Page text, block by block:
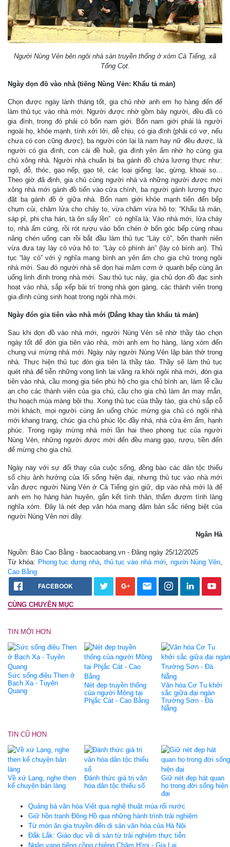
Người Nùng Vẻn bên ngôi nhà sàn truyền thống ở xóm Cà Tiểng, xã
Tổng Cọt.
Ngày dọn đồ vào nhà (tiếng Nùng Vẻn: Khẩu tả mản)
Chọn được ngày lành tháng tốt, gia chủ nhờ anh em họ hàng đến để
làm thủ tục vào nhà mới. Người được nhờ gồm bảy người, đều đã có
gia đình, trong đó phải có bốn nam giới. Bốn nam giới phải là người
ngoài họ, khỏe mạnh, tính xởi lởi, dễ chịu, có gia đình (phải có vợ, nếu
chưa có con cũng được), ba người còn lại là nam hay nữ đều được, là
người có gia đình, con cái đề huề, gia đình yên ấm nhờ họ cùng gia
chủ xông nhà. Người nhà chuẩn bị ba gánh đồ chứa lương thực như:
ngô, đỗ, thóc, gạo nếp, gạo tẻ, các loại giống: lạc, gừng, khoai sọ...
Theo giờ đã định, gia chủ cùng người nhà và những người được mời
xông nhà mới gánh đồ tiến vào cửa chính, ba người gánh lương thực
đặt ba gánh đồ ở giữa nhà. Bốn nam giới khỏe mạnh tiến đến bếp
chụm củi, châm lửa cho cháy to, vừa châm vừa hô to: “Khẩu tả mản,
sáp pỉ, phi cha hán, tà ôn sấy lền” có nghĩa là: Vào nhà mới, lửa cháy
to, nhà ấm cúng, rồi rót rượu vào bốn chén ở bốn góc bếp cùng nhau
nâng chén uống cạn rồi bắt đầu làm thủ tục “Lày cỏ”, bốn thanh niên
vừa đưa tay lày cỏ vửa hô to: “Lày cỏ phình án” (lày cỏ bình an). Thủ
tục “lày cỏ” với ý nghĩa mang bình an yên ấm cho gia chủ trong ngôi
nhà mới. Sau đó người nhà sẽ dọn hai mâm cơm ở quanh bếp cùng ăn
uống linh đình trong nhà mới. Sau thủ tục này, gia chủ dọn đồ đạc sinh
hoạt vào nhà, sắp xếp bài trí trong nhà gọn gàng, các thành viên trong
gia đình cùng sinh hoạt trong ngôi nhà mới.
Ngày đón gia tiên vào nhà mới (Dẳng khay tàn khẩu tả mản)
Sau khi dọn đồ vào nhà mới, người Nùng Vẻn sẽ nhờ thầy tào chọn
ngày tốt để đón gia tiên vào nhà, mời anh em họ hàng, làng xóm đến
chung vui mừng nhà mới. Ngày này người Nùng Vẻn lập bàn thờ trong
nhà. Thực hiện thủ tục đón gia tiên là thầy tào. Thầy sẽ làm thủ tục
quét nhà để tiễn những vong linh lai vãng ra khỏi ngôi nhà mới, đón gia
tiên vào nhà, cầu mong gia tiên phù hộ cho gia chủ bình an, làm lễ cầu
an cho các thành viên của gia chủ, cầu cho gia chủ làm ăn may mắn,
thu hoạch mùa màng bội thu. Xong thủ tục của thầy tào, gia chủ sắp cỗ
mời khách, mọi người cùng ăn uống chúc mừng gia chủ có ngôi nhà
mới khang trang, chúc gia chủ phúc lộc đầy nhà, nhà cửa êm ấm, hạnh
phúc. Trong ngày mừng nhà mới lần hai theo phong tục của người
Nùng Vẻn, những người được mời đến đều mang gạo, rượu, tiền đến
để mừng cho gia chủ.
Ngày nay với sự đổi thay của cuộc sống, đồng bào các dân tộc thiểu
số chịu ảnh hưởng của lối sống hiện đại, nhưng thủ tục vào nhà mới
vẫn được người Nùng Vẻn ở Cà Tiểng gìn giữ, dịp vào nhà mới là để
anh em họ hàng hàn huyên, gắn kết tình thân, thắm đượm tình làng
nghĩa xóm. Đây là nét đẹp văn hóa mang đậm bản sắc riêng biệt của
người Nùng Vẻn nơi đây.
Ngân Hà
Nguồn: Báo Cao Bằng - baocaobang.vn - Đăng ngày 25/12/2025
Từ khóa: Phong tục dựng nhà, thủ tục vào nhà mới, người Nùng Vẻn,
Cao Bằng
FACEBOOK
CÙNG CHUYÊN MỤC
TIN MỚI HƠN
Sức sống điệu Then ở
Bạch Xa - Tuyên
Quang
Nét đẹp truyền thống
của người Mông tại
Phjắc Cát - Cao Bằng
Văn hóa Cơ Tu khởi
sắc giữa đại ngàn
Trường Sơn - Đà
Nẵng
TIN CŨ HƠN
Về xứ Lạng, nghe then
kể chuyện bản làng
Đánh thức giá trị văn
hóa dân tộc thiểu số
Giữ nét đẹp hát quan
họ trong đời sống hiện
đại
Quảng bá văn hóa Việt qua nghệ thuật múa rối nước
Giữ hồn tranh Đông Hồ qua những hành trình trải nghiệm
Từ món ăn gia truyền đến di sản văn hóa của Hà Nội
Đắk Lắk: Giáo dục về di sản từ trải nghiệm thực tiễn
Ngân vang tiếng cồng chiêng Chăm H’roi - Gia Lai